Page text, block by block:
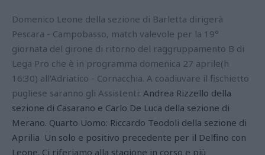
Domenico Leone della sezione di Barletta dirigerà
Pescara - Campobasso, match valevole per la 19°
giornata del girone di ritorno del raggruppamento B di
Lega Pro che è in programma domenica 27 aprile(h
16:30) all'Adriatico - Cornacchia. A coadiuvare il fischietto
pugliese saranno gli Assistenti: Andrea Rizzello della
sezione di Casarano e Carlo De Luca della sezione di
Merano. Quarto Uomo: Riccardo Teodoli della sezione di
Aprilia Un solo e positivo precedente per il Delfino con
Leone. Ci riferiamo alla stagione in corso e più